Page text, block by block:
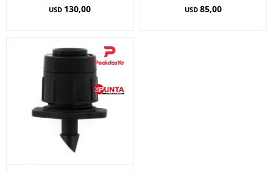
USD 130,00 USD 85,00